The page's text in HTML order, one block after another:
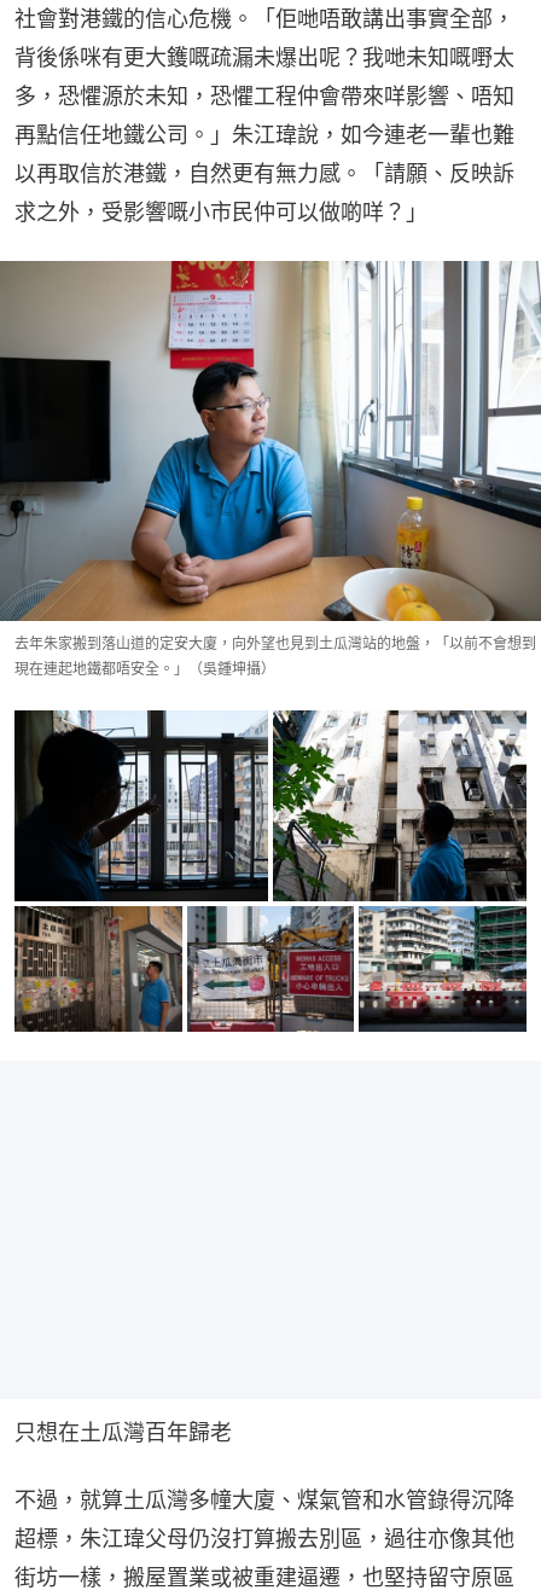
社會對港鐵的信心危機。「佢哋唔敢講出事實全部，
背後係咪有更大鑊嘅疏漏未爆出呢？我哋未知嘅嘢太
多，恐懼源於未知，恐懼工程仲會帶來咩影響、唔知
再點信任地鐵公司。」朱江瑋說，如今連老一輩也難
以再取信於港鐵，自然更有無力感。「請願、反映訴
求之外，受影響嘅小市民仲可以做啲咩？」
去年朱家搬到落山道的定安大廈，向外望也見到土瓜灣站的地盤，「以前不會想到
現在連起地鐵都唔安全。」（吳鍾坤攝）
只想在土瓜灣百年歸老
不過，就算土瓜灣多幢大廈、煤氣管和水管錄得沉降
超標，朱江瑋父母仍沒打算搬去別區，過往亦像其他
街坊一樣，搬屋置業或被重建逼遷，也堅持留守原區